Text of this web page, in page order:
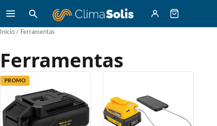
Início / Ferramentas
Ferramentas
PROMO